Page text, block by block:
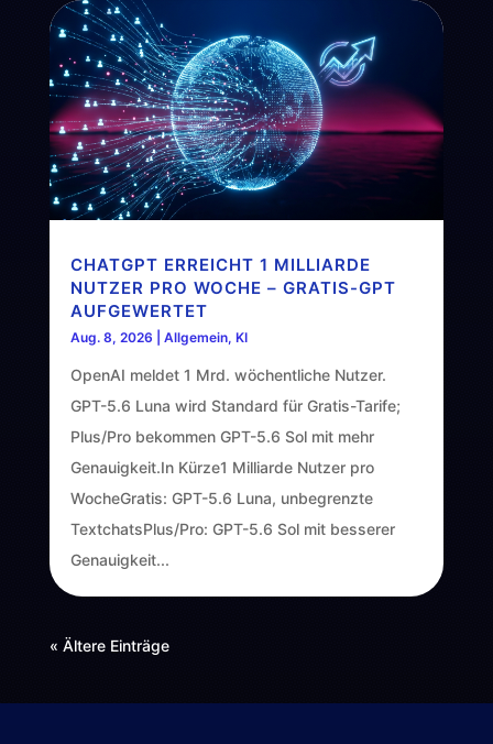
CHATGPT ERREICHT 1 MILLIARDE
NUTZER PRO WOCHE – GRATIS-GPT
AUFGEWERTET
Aug. 8, 2026 Allgemein, KI
OpenAI meldet 1 Mrd. wöchentliche Nutzer.
GPT-5.6 Luna wird Standard für Gratis-Tarife;
Plus/Pro bekommen GPT-5.6 Sol mit mehr
Genauigkeit.In Kürze1 Milliarde Nutzer pro
WocheGratis: GPT-5.6 Luna, unbegrenzte
TextchatsPlus/Pro: GPT-5.6 Sol mit besserer
Genauigkeit...
« Ältere Einträge